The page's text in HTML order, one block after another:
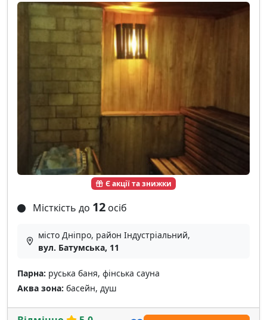
Є акції та знижки
Місткість до 12 осіб
місто Дніпро, район Індустріальний,
вул. Батумська, 11
Парна: руська баня, фінська сауна
Аква зона: басейн, душ